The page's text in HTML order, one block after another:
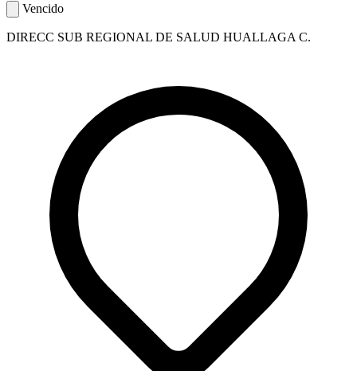
Vencido
DIRECC SUB REGIONAL DE SALUD HUALLAGA C.